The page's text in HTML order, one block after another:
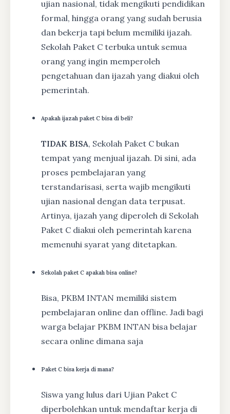
ujian nasional, tidak mengikuti pendidikan
formal, hingga orang yang sudah berusia
dan bekerja tapi belum memiliki ijazah.
Sekolah Paket C terbuka untuk semua
orang yang ingin memperoleh
pengetahuan dan ijazah yang diakui oleh
pemerintah.
Apakah ijazah paket C bisa di beli?
TIDAK BISA, Sekolah Paket C bukan
tempat yang menjual ijazah. Di sini, ada
proses pembelajaran yang
terstandarisasi, serta wajib mengikuti
ujian nasional dengan data terpusat.
Artinya, ijazah yang diperoleh di Sekolah
Paket C diakui oleh pemerintah karena
memenuhi syarat yang ditetapkan.
Sekolah paket C apakah bisa online?
Bisa, PKBM INTAN memiliki sistem
pembelajaran online dan offline. Jadi bagi
warga belajar PKBM INTAN bisa belajar
secara online dimana saja
Paket C bisa kerja di mana?
Siswa yang lulus dari Ujian Paket C
diperbolehkan untuk mendaftar kerja di